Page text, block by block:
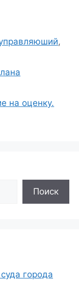
,
на оценку.
Поиск
города